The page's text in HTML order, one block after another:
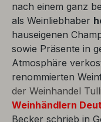
nach einem ganz
als Weinliebhaber
hauseigenen
sowie Präsente in
Atmosphäre
renommierten
der Weinhandel
Weinhändlern
Becker schrieb in